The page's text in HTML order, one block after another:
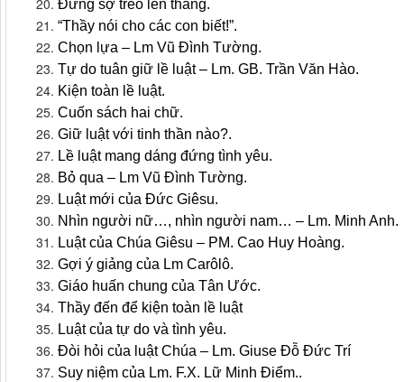
Đừng sợ trèo lên thang.
“Thầy nói cho các con biết!”.
Chọn lựa – Lm Vũ Đình Tường.
Tự do tuân giữ lề luật – Lm. GB. Trần Văn Hào.
Kiện toàn lề luật.
Cuốn sách hai chữ.
Giữ luật với tinh thần nào?.
Lề luật mang dáng đứng tình yêu.
Bỏ qua – Lm Vũ Đình Tường.
Luật mới của Đức Giêsu.
Nhìn người nữ…, nhìn người nam… – Lm. Minh Anh.
Luật của Chúa Giêsu – PM. Cao Huy Hoàng.
Gợi ý giảng của Lm Carôlô.
Giáo huấn chung của Tân Ước.
Thầy đến để kiện toàn lề luật
Luật của tự do và tình yêu.
Đòi hỏi của luật Chúa – Lm. Giuse Đỗ Đức Trí
Suy niệm của Lm. F.X. Lữ Minh Điểm..